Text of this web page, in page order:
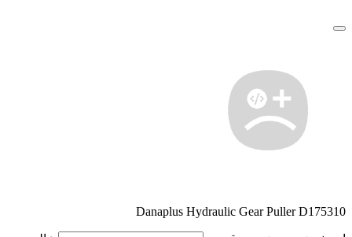
Danaplus Hydraulic Gear Puller D175310